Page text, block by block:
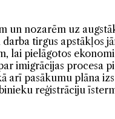
un nozarēm uz
tirgus apstākļos
lai pielāgotos
imigrācijas procesa
arī pasākumu plāna
reģistrāciju